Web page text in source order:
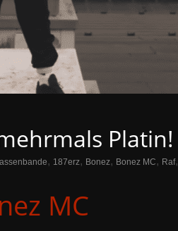
Platin!
, 187erz, Bonez, Bonez MC, Raf,
MC